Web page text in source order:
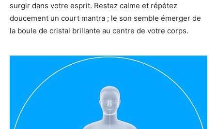
surgir dans votre esprit. Restez calme et répétez
doucement un court mantra ; le son semble émerger de
la boule de cristal brillante au centre de votre corps.